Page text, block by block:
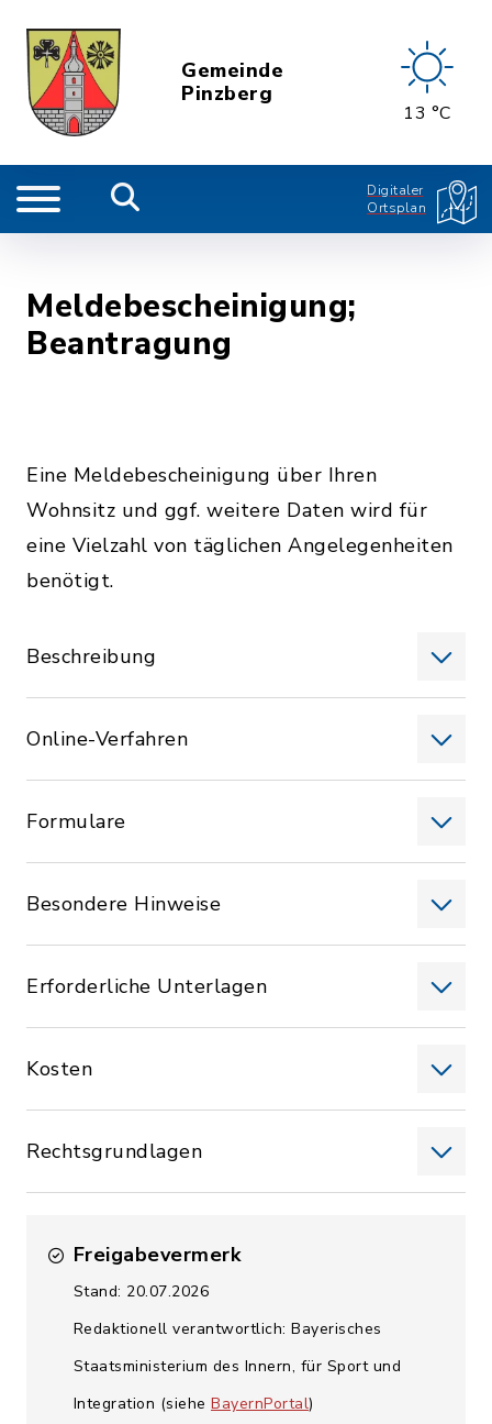
Gemeinde
Pinzberg
13 °C
Digitaler
Ortsplan
Meldebescheinigung;
Beantragung
Eine Meldebescheinigung über Ihren
Wohnsitz und ggf. weitere Daten wird für
eine Vielzahl von täglichen Angelegenheiten
benötigt.
Beschreibung
Online-Verfahren
Formulare
Besondere Hinweise
Erforderliche Unterlagen
Kosten
Rechtsgrundlagen
Freigabevermerk
Stand: 20.07.2026
Redaktionell verantwortlich: Bayerisches
Staatsministerium des Innern, für Sport und
Integration (siehe BayernPortal)